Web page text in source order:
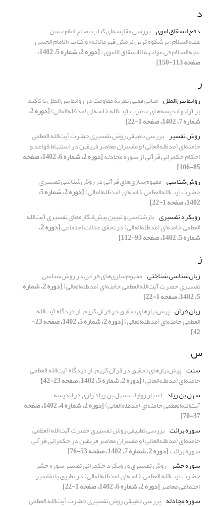
د
دفع انشقاق اموی بررسی مقایسه‌ای کتاب «صلح امام حسن
علیه‌السلام؛ پرشکوه ترین نرمش قهرمانانه» و کتاب «الامام الحسن
علیه‌السلام فی مواجهة الانشقاق الاموی» [دوره 2، شماره 5، 1402،
صفحه 113-150]
ر
روابط بین‌الملل مبانی فقهی نظریۀ مقاومت در روابط بین‌الملل با تأکید
بر آراء و اندیشه‌های حضرت آیت‌الله خامنه‌ای (مدظلّه‌العالی) [دوره 2،
شماره 7، 1402، صفحه 1-22]
روش تفسیر بررسی تطبیقی روش تفسیری حضرت آیت‌الله العظمی
خامنه‌ای (مدظله‌العالی) و مفسران معاصر فریقین در استنباط قواعد و
احکام حکمرانی قرآنی از سوره مجادله [دوره 2، شماره 6، 1402، صفحه
85-106]
روش‌شناسی مفهوم‌سازی‌های قرآنی در روش‌شناسی تفسیری
حضرت آیت‌الله‌العظمی خامنه‌ای (مدظله‌العالی) [دوره 2، شماره 5،
1402، صفحه 1-22]
رویکرد تفسیری بازشناسی و تبیین پیش‌انگاره‌های تفسیری آیت‌الله
العظمی خامنه‌ای (مدظله‌العالی) در تحقق عدالت اجتماعی [دوره 2،
شماره 5، 1402، صفحه 93-112]
ز
زبان‌شناسی شناختی مفهوم‌سازی‌های قرآنی در روش‌شناسی
تفسیری حضرت آیت‌الله‌العظمی خامنه‌ای (مدظله‌العالی) [دوره 2، شماره
5، 1402، صفحه 1-22]
زبان قرآن پیش‌نیازهای تحقیق در قرآن کریم، از دیدگاه آیت‌الله
العظمی خامنه‌ای (مدظله‌العالی) [دوره 2، شماره 5، 1402، صفحه 23-
42]
س
سنت پیش‌نیازهای تحقیق در قرآن کریم، از دیدگاه آیت‌الله العظمی
خامنه‌ای (مدظله‌العالی)[دوره 2، شماره 5، 1402، صفحه 23-42]
سهل بن زیاد اعتبار روایات سهل بن زیاد رازی در اندیشه‌
آیت‌الله‌العظمی خامنه‌ای (مدظله‌العالی) [دوره 2، شماره 4، 1402، صفحه
37-70]
سوره ‌برائت بررسی تطبیقی روش ‌تفسیری حضرت آیت‌الله العظمی
خامنه‌ای (مدظله‌العالی) و مفسران معاصر فریقین در حکمرانی قرآنی
سوره ‌برائت[دوره 2، شماره 7، 1402، صفحه 53-76]
سوره حشر روش تفسیری و رویکرد حکمرانی تفسیر سوره حشر
حضرت آیت‌الله‌ العظمی خامنه‌ای (مدظلّه‌العالی) در تطبیق با تفاسیر
اجتماعی معاصر[دوره 2، شماره 6، 1402، صفحه 1-22]
سوره مجادله بررسی تطبیقی روش تفسیری حضرت آیت‌الله العظمی